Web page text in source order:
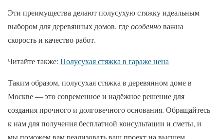
Эти преимущества делают полусухую стяжку идеальным
выбором для деревянных домов, гдеособенноважна
скорость и качество работ.
Читайте также: Полусухая стяжка в гараже цена
Таким образом, полусухая стяжка в деревянном доме в
Москве — это современное и надёжное решение для
создания прочного и долговечного основания. Обращайтесь
к нам для получения бесплатной консультации и сметы, и
мы поможем вам реализовать ваш проект на высшем